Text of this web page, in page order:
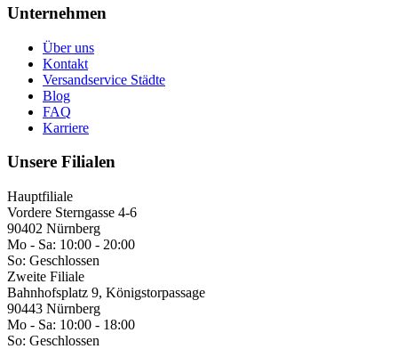
Unternehmen
Über uns
Kontakt
Versandservice Städte
Blog
FAQ
Karriere
Unsere Filialen
Hauptfiliale
Vordere Sterngasse 4-6
90402 Nürnberg
Mo - Sa: 10:00 - 20:00
So: Geschlossen
Zweite Filiale
Bahnhofsplatz 9, Königstorpassage
90443 Nürnberg
Mo - Sa: 10:00 - 18:00
So: Geschlossen